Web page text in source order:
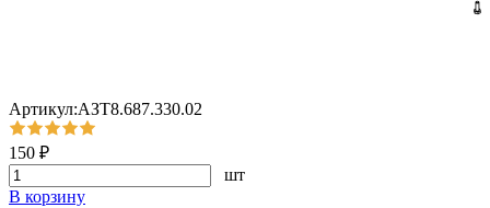
Артикул:АЗТ8.687.330.02
150 ₽
шт
В корзину